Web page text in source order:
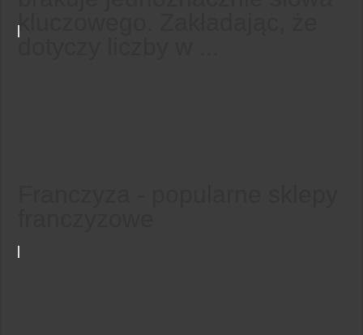
kluczowego. Zakładając, że
dotyczy liczby w ...